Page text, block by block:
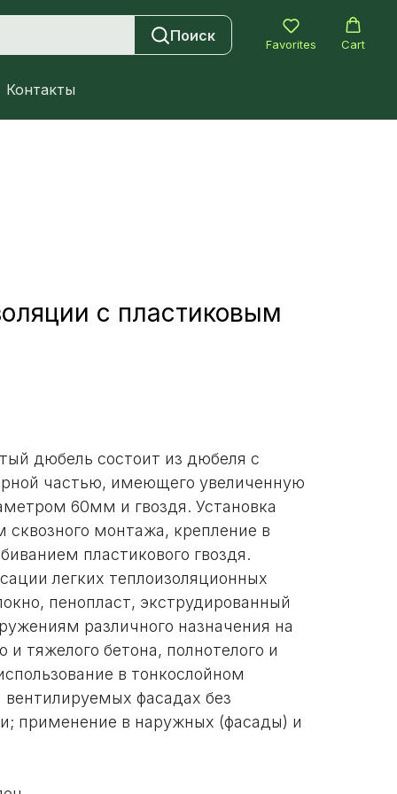
Поиск
Favorites Cart
Контакты
с пластиковым
дюбель состоит из дюбеля с
частью, имеющего увеличенную
60мм и гвоздя. Установка
монтажа, крепление в
пластикового гвоздя.
легких теплоизоляционных
пенопласт, экструдированный
различного назначения на
и тяжелого бетона, полнотелого и
в тонкослойном
фасадах без
применение в наружных (фасады) и